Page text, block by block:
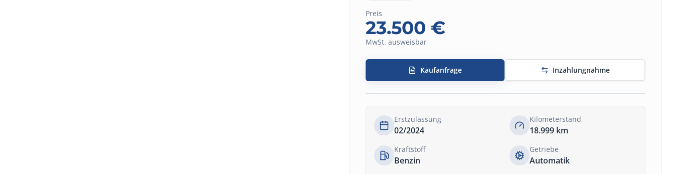
Preis
23.500 €
MwSt. ausweisbar
Kaufanfrage Inzahlungnahme
Erstzulassung
02/2024
Kilometerstand
18.999 km
Kraftstoff
Benzin
Getriebe
Automatik